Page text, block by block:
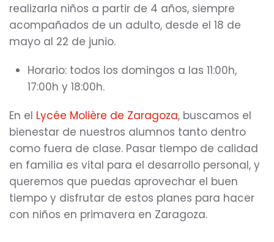
realizarla niños a partir de 4 años, siempre
acompañados de un adulto, desde el 18 de
mayo al 22 de junio.
Horario: todos los domingos a las 11:00h,
17:00h y 18:00h.
En el Lycée Molière de Zaragoza, buscamos el
bienestar de nuestros alumnos tanto dentro
como fuera de clase. Pasar tiempo de calidad
en familia es vital para el desarrollo personal, y
queremos que puedas aprovechar el buen
tiempo y disfrutar de estos planes para hacer
con niños en primavera en Zaragoza.